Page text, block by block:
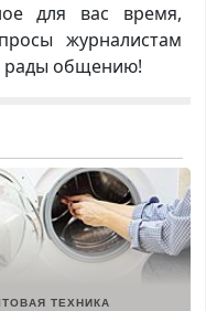
для вас время,
журналистам
рады общению!
ТЕХНИКА